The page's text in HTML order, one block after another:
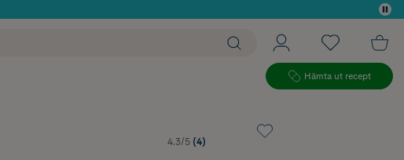
Hämta ut recept
4.3/5 (4)